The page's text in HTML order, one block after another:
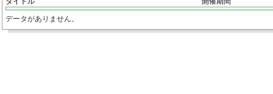
データがありません。